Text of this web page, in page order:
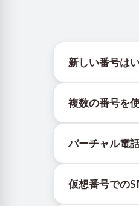
新しい番号は
更新を提供しま
複数の番号を
ックされる場合
新しい番号を
異なる国の番
バーチャル電
証コードを含む
仮想番号での